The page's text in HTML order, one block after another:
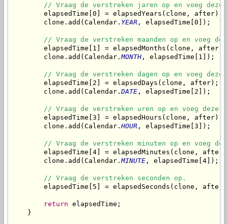
// Vraag de verstreken jaren op en voeg deze
        elapsedTime[0] = elapsedYears(clone, after);
        clone.add(Calendar.
YEAR , elapsedTime[0]);
// Vraag de verstreken maanden op en voeg
        elapsedTime[1] = elapsedMonths(clone, after);
        clone.add(Calendar.
MONTH , elapsedTime[1]);
// Vraag de verstreken dagen op en voeg
        elapsedTime[2] = elapsedDays(clone, after);
        clone.add(Calendar.
DATE , elapsedTime[2]);
// Vraag de verstreken uren op en voeg deze
        elapsedTime[3] = elapsedHours(clone, after);
        clone.add(Calendar.
HOUR , elapsedTime[3]);
// Vraag de verstreken minuten op en voeg
elapsedTime[4] = elapsedMinutes(clone,
        clone.add(Calendar.
MINUTE , elapsedTime[4]);
// Vraag de verstreken seconden op.
elapsedTime[5] = elapsedSeconds(clone,
return elapsedTime;
    }